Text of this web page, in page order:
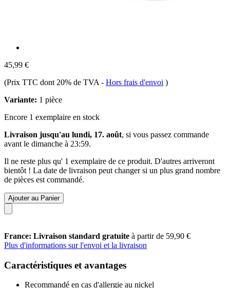
45,99 €
(Prix TTC dont 20% de TVA - Hors frais d'envoi )
Variante: 1 pièce
Encore 1 exemplaire en stock
Livraison jusqu'au lundi, 17. août, si vous passez commande
avant le dimanche à 23:59.
Il ne reste plus qu' 1 exemplaire de ce produit. D'autres arriveront
bientôt ! La date de livraison peut changer si un plus grand nombre
de pièces est commandé.
Ajouter au Panier
France: Livraison standard gratuite à partir de 59,90 €
Plus d'informations sur l'envoi et la livraison
Caractéristiques et avantages
Recommandé en cas d'allergie au nickel